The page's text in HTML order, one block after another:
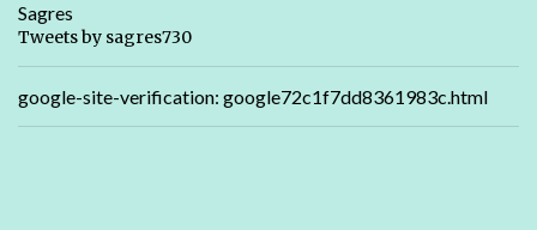
Sagres
Tweets by sagres730
google-site-verification: google72c1f7dd8361983c.html